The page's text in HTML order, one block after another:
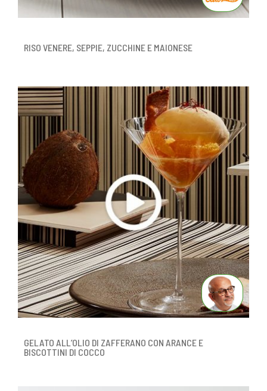
RISO VENERE, SEPPIE, ZUCCHINE E MAIONESE
GELATO ALL’OLIO DI ZAFFERANO CON ARANCE E
BISCOTTINI DI COCCO